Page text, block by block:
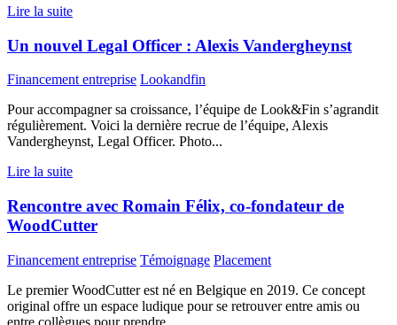
Lire la suite
Un nouvel Legal Officer : Alexis Vandergheynst
Financement entreprise Lookandfin
Pour accompagner sa croissance, l’équipe de Look&Fin s’agrandit
régulièrement. Voici la dernière recrue de l’équipe, Alexis
Vandergheynst, Legal Officer. Photo...
Lire la suite
Rencontre avec Romain Félix, co-fondateur de
WoodCutter
Financement entreprise Témoignage Placement
Le premier WoodCutter est né en Belgique en 2019. Ce concept
original offre un espace ludique pour se retrouver entre amis ou
entre collègues pour prendre...